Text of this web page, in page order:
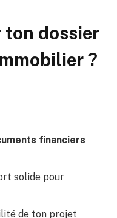
ton dossier
?
financiers
solide pour
de ton projet